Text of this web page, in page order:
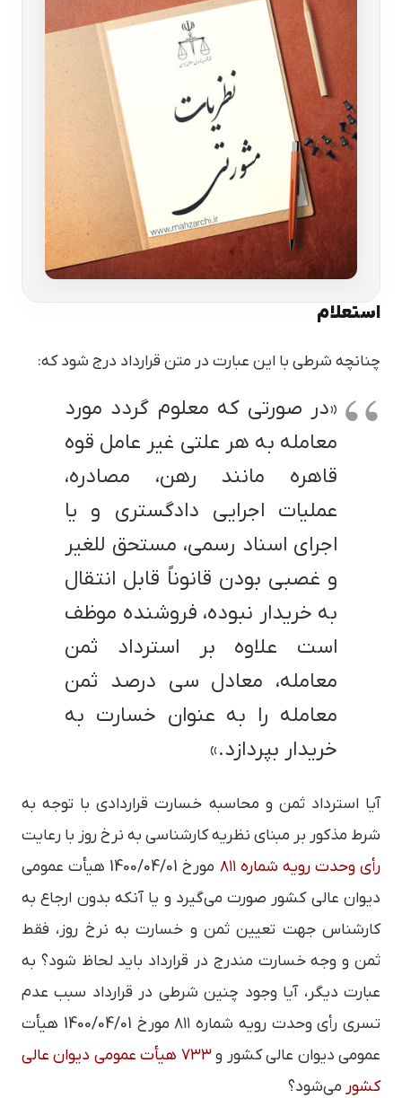
استعلام
چنانچه شرطی با این عبارت در متن قرارداد درج شود که:
«در صورتی که معلوم گردد مورد
معامله به هر علتی غیر عامل قوه
قاهره مانند رهن، مصادره،
عملیات اجرایی دادگستری و یا
اجرای اسناد رسمی، مستحق للغیر
و غصبی بودن قانوناً قابل انتقال
به خریدار نبوده، فروشنده موظف
است علاوه بر استرداد ثمن
معامله، معادل سی درصد ثمن
معامله را به عنوان خسارت به
خریدار بپردازد.»
آیا استرداد ثمن و محاسبه خسارت قراردادی با توجه به
شرط مذکور بر مبنای نظریه کارشناسی به نرخ روز با رعایت
رأی وحدت رویه شماره ۸۱۱
مورخ 1400/04/01 هیأت عمومی
دیوان عالی کشور صورت می‌گیرد و یا آنکه بدون ارجاع به
کارشناس جهت تعیین ثمن و خسارت به نرخ روز، فقط
ثمن و وجه خسارت مندرج در قرارداد باید لحاظ شود؟ به
عبارت دیگر، آیا وجود چنین شرطی در قرارداد سبب عدم
تسری رأی وحدت رویه شماره ۸۱۱ مورخ 1400/04/01 هیأت
عمومی دیوان عالی کشور و
۷۳۳ هیأت عمومی دیوان عالی
کشور می‌شود؟